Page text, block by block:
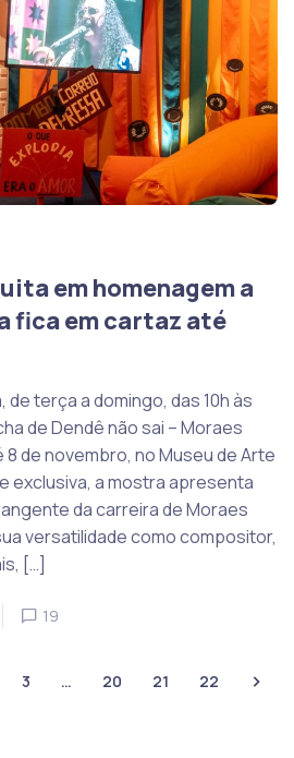
em homenagem a
fica em cartaz até
terça a domingo, das 10h às
de Dendê não sai – Moraes
de novembro, no Museu de Arte
exclusiva, a mostra apresenta
da carreira de Moraes
versatilidade como compositor,
[…]
19
3 … 20 21 22